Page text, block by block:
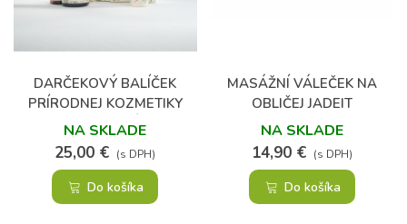
DARČEKOVÝ BALÍČEK
PRÍRODNEJ KOZMETIKY
LEVANDUĽOVÝ SEN
NA SKLADE
25,00 € (s DPH)
Do košíka
MASÁŽNÍ VÁLEČEK NA
OBLIČEJ JADEIT
NA SKLADE
14,90 € (s DPH)
Do košíka